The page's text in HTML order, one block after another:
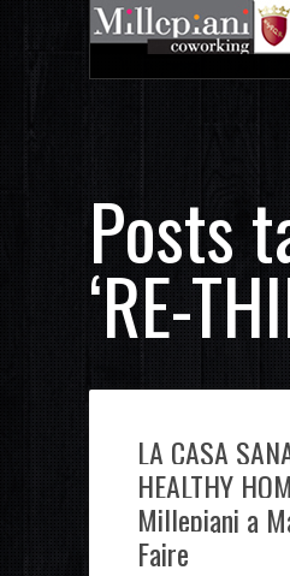
Posts
‘RE-
LA CASA
HEALTHY
Millepiani a
Faire